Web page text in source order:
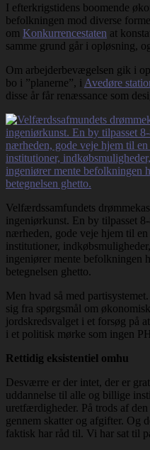
I efterkrigstidens boomende
befolkningen mod diverse
om Konkurrencestaten at
samme grund går i opløsning,
Om arbejderbevægelsen gik i
bo i ”planerne”, i Avedøre
disse år får renæssance som
Velfærdssamfundets
ingeniørkunst. En by tilpasset
nærheden, gode veje hjem til
institutioner,
ingeniører mente befolkningen
betegnelsen ghetto.
Men hvad så med
sig fra spørgsmål om
jordskredsvalget i et forsøg på
i et politisk mørke som ingen
Rettidig eksistentiel omhu
Desværre er der intet, der er
uddannelse til alle og billige
uretfærdigheder. På trods af
gennem skatter og afgifter. Og
faktisk har råd til. Vi har sat til